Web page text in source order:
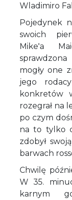
Wladimiro
Pojedynek
swoich
Mike'a
mogły one
jego
konkretów
rozegrał na
po czym
na to tylko
zdobył
barwach
Chwilę
W 35.
karnym